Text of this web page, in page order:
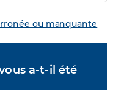
ou manquante
a-t-il été